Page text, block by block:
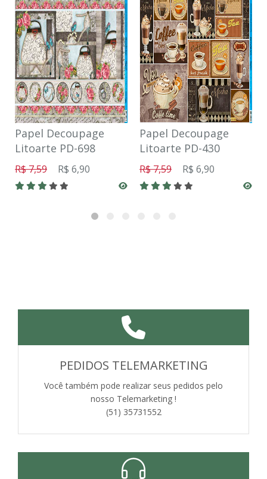
Papel Decoupage
Litoarte PD-698
R$ 7,59 R$ 6,90
Papel Decoupage
Litoarte PD-430
R$ 7,59 R$ 6,90
PEDIDOS TELEMARKETING
Você também pode realizar seus pedidos pelo
nosso Telemarketing !
(51) 35731552